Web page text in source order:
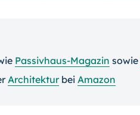
Passivhaus-Magazin sowie
Architekturbei Amazon